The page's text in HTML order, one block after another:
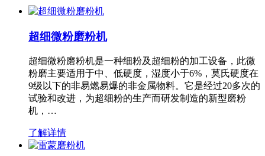
超细微粉磨粉机
超细微粉磨粉机是一种细粉及超细粉的加工设备，此微
粉磨主要适用于中、低硬度，湿度小于6%，莫氏硬度在
9级以下的非易燃易爆的非金属物料。它是经过20多次的
试验和改进，为超细粉的生产而研发制造的新型磨粉
机，…
了解详情